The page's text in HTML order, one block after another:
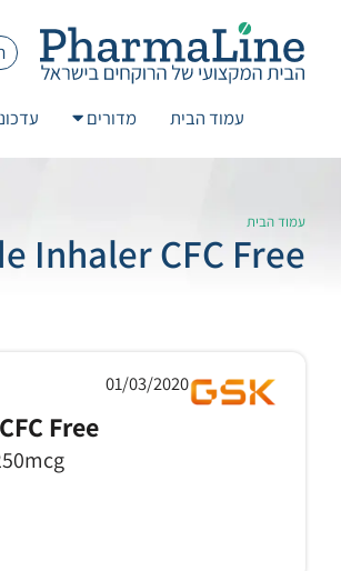
עמוד הבית מדורים
עמוד הבית
Inhaler CFC Free
01/03/2020
Free